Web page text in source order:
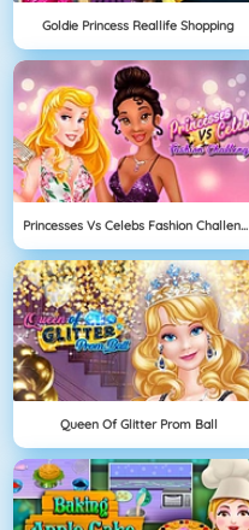
Goldie Princess Reallife Shopping
Princesses Vs Celebs Fashion Challenge
Queen Of Glitter Prom Ball